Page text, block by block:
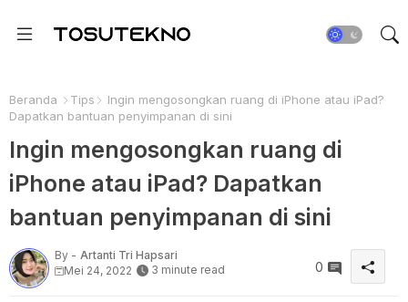
Beranda Tips
Ingin mengosongkan ruang di iPhone atau iPad?
Dapatkan bantuan penyimpanan di sini
Ingin mengosongkan ruang di
iPhone atau iPad? Dapatkan
bantuan penyimpanan di sini
By - Artanti Tri Hapsari
Mei 24, 2022
3 minute read 0